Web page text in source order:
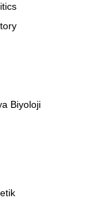
Biyoloji